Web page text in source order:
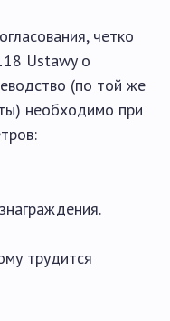
четко
Ustawy o
(по той же
необходимо при
трудится